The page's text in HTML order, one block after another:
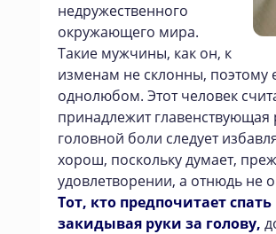
недружественного
окружающего мира.
Такие мужчины, как он, к
изменам не склонны, поэтому
однолюбом. Этот человек
принадлежит главенствующая
головной боли следует
хорош, поскольку думает,
удовлетворении, а отнюдь не
Тот, кто предпочитает
закидывая руки за голову,